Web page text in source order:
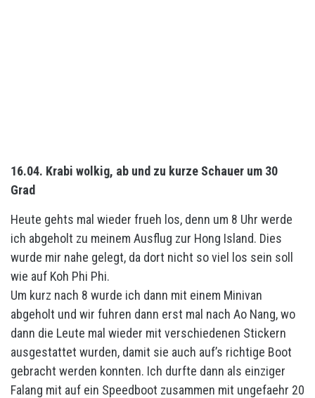
16.04. Krabi wolkig, ab und zu kurze Schauer um 30
Grad
Heute gehts mal wieder frueh los, denn um 8 Uhr werde
ich abgeholt zu meinem Ausflug zur Hong Island. Dies
wurde mir nahe gelegt, da dort nicht so viel los sein soll
wie auf Koh Phi Phi.
Um kurz nach 8 wurde ich dann mit einem Minivan
abgeholt und wir fuhren dann erst mal nach Ao Nang, wo
dann die Leute mal wieder mit verschiedenen Stickern
ausgestattet wurden, damit sie auch auf’s richtige Boot
gebracht werden konnten. Ich durfte dann als einziger
Falang mit auf ein Speedboot zusammen mit ungefaehr 20